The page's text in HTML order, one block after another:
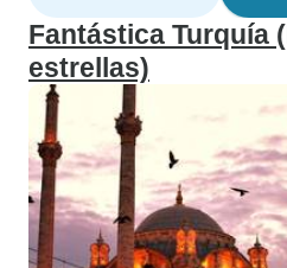
Fantástica Turquía
estrellas)